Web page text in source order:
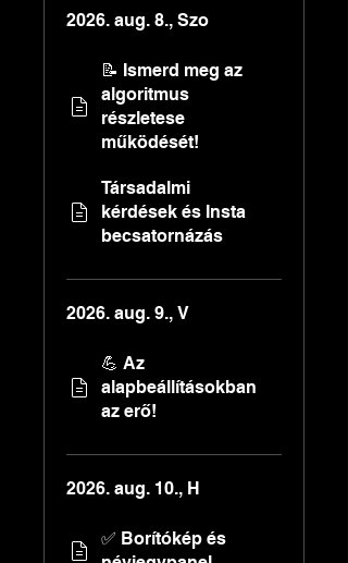
2026. aug. 8., Szo
📝 Ismerd meg az
algoritmus
részletese
működését!
Társadalmi
kérdések és Insta
becsatornázás
2026. aug. 9., V
💪 Az
alapbeállításokban
az erő!
2026. aug. 10., H
✅ Borítókép és